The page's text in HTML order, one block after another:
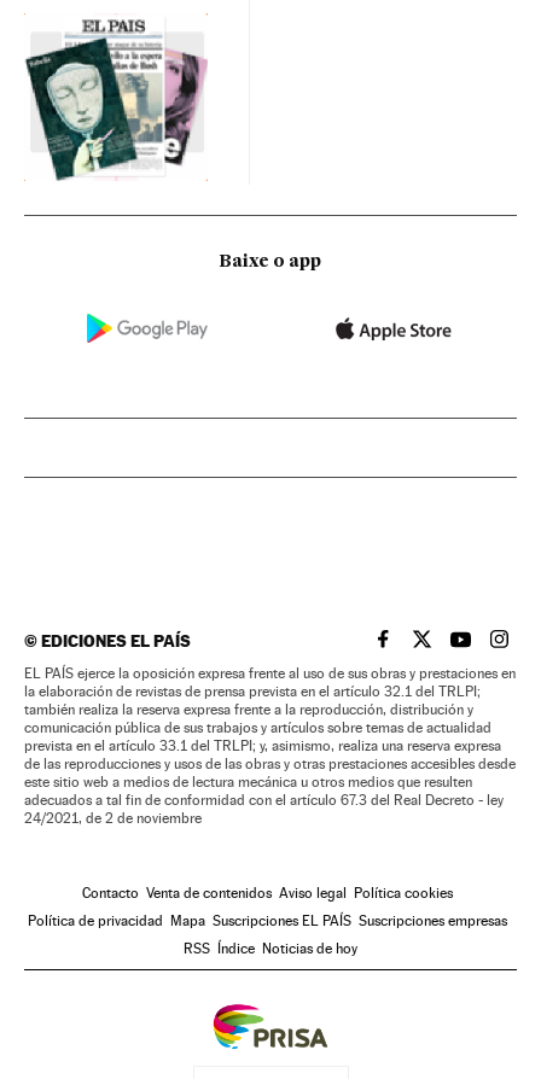
Baixe o app
©EDICIONES EL PAÍS EL PAÍS BRASIL EN
EL PAÍSEL PAÍS
EL
EL PAÍS ejerce la oposición expresa frente al uso de sus obras y prestaciones en
la elaboración de revistas de prensa prevista en el artículo 32.1 del TRLPI;
también realiza la reserva expresa frente a la reproducción, distribución y
comunicación pública de sus trabajos y artículos sobre temas de actualidad
prevista en el artículo 33.1 del TRLPI; y, asimismo, realiza una reserva expresa
de las reproducciones y usos de las obras y otras prestaciones accesibles desde
este sitio web a medios de lectura mecánica u otros medios que resulten
adecuados a tal fin de conformidad con el artículo 67.3 del Real Decreto - ley
24/2021, de 2 de noviembre
Contacto Venta de contenidos Aviso legal Política cookies
Política de privacidad Mapa Suscripciones EL PAÍS Suscripciones empresas
RSS Índice Noticias de hoy